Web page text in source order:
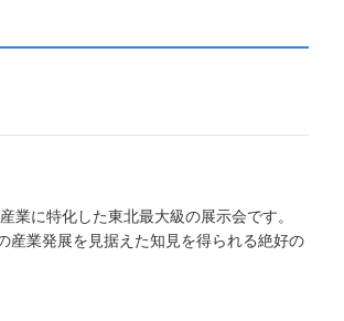
業に特化した東北最大級の展示会です。
産業発展を見据えた知見を得られる絶好の